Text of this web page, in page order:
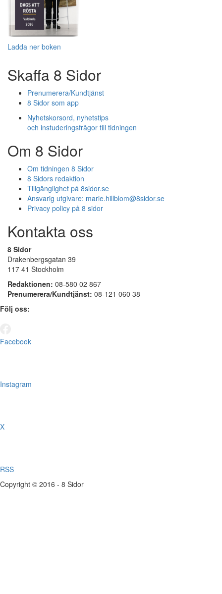
Ladda ner boken
Skaffa 8 Sidor
Prenumerera/Kundtjänst
8 Sidor som app
Nyhetskorsord, nyhetstips
och instuderingsfrågor till tidningen
Om 8 Sidor
Om tidningen 8 Sidor
8 Sidors redaktion
Tillgänglighet på 8sidor.se
Ansvarig utgivare: marie.hillblom@8sidor.se
Privacy policy på 8 sidor
Kontakta oss
8 Sidor
Drakenbergsgatan 39
117 41 Stockholm
Redaktionen: 08-580 02 867
Prenumerera/Kundtjänst: 08-121 060 38
Följ oss:
Facebook
Instagram
X
RSS
Copyright © 2016 - 8 Sidor